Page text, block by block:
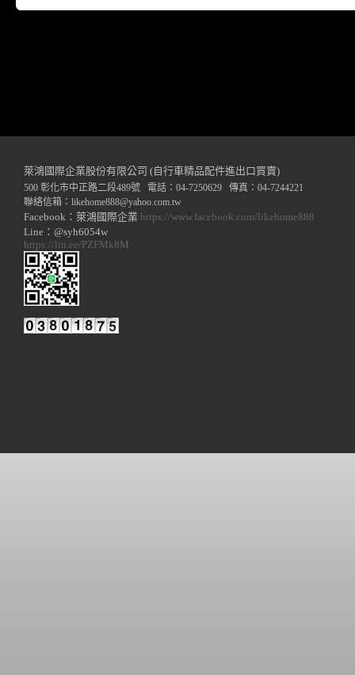
萊鴻國際企業股份有限公司 (自行車精品配件進出口買賣)
500 彰化市中正路二段489號 電話：04-7250629 傳真：04-7244221
聯絡信箱： likehome888@yahoo.com.tw
Facebook：萊鴻國際企業 https://www.facebook.com/likehome888
Line：@syh6054w
https://lin.ee/PZFMk8M